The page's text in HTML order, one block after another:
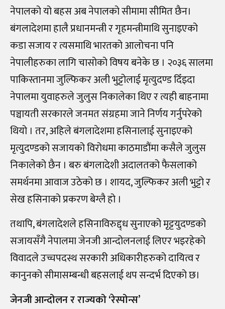
नेपालको यो बहस अब नेपालको सीमामा सीमित छैन।
बंगलादेशमा हालै प्रधानमन्त्री र गृहमन्त्रीमाथि सुनाइएको
कडा सजाय र त्यसमाथि भारतको आलोचना पनि
नेपालीहरुका लागि चासोको विषय बनेके छ । २०३६ सालमा
पाकिस्तानमा जुल्फिकर अली भुट्टोलाई मृत्युदण्ड दिँइदा
नेपालमा युवाहरुले जुलुस निकालेका थिए र त्यही बाहनामा
पञ्चायती सरकारले जनमत संग्रहमा जाने निर्णय गर्नुपरेको
थियो । तर, अहिले बंगलादेशमा हसिनालाई सुनाइएको
मृत्युदण्डको सजायको विरोधमा काठमाडौंमा कसैले जुलुस
निकालेको छैन । बरु बंगलादेशी अदालतको फैसलाको
समर्थनमा आवाज उठेको छ । शायद, जुल्फिकर अली भुट्टो र
सेख हसिनाको प्रकरण बेग्लै हो ।
तथापि, बंगलादेशले हसिनाविरुद्द्ध सुनाएको मृट्टयुदण्डको
सजायसँगै नेपालमा जेनजी आन्दोलनलाई लिएर भइरहेको
विवादले उच्चपदस्थ सरकारी अधिकारीहरुको दायित्व र
कानुनको सीमासम्बन्धी बहसलाई थप सन्दर्भ दिएको छ।
जेनजी आन्दोलन र राज्यको ‘रेस्पोन्स’